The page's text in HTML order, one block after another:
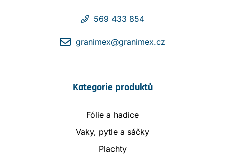
569 433 854
granimex@granimex.cz
Kategorie produktů
Fólie a hadice
Vaky, pytle a sáčky
Plachty